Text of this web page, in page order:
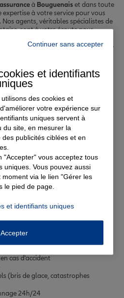
assuranceà Bouguenaiset dans toute
à votre service pour vous
agents, véritables spécialistes de
sont à votre écoute pour
guider vers les meilleures options.
votre véhicule, votre logement, votre
les solutions qu'il vous faut.
un assureur reconnu et
de ses clients au cœur de ses
fine du territoire de
nous sommes en mesure de vous
parfaitement adaptés à votre
auto, moto
Bouguenais
enjeu clé du quotidien. Que vous
ville ou que vous sillonniez les
deux-roues, il est essentiel de
. Nous vous proposons des
les principaux risques tels que :
cas d'accident
(bris de glace, catastrophes
24h/24
Continuer sans accepter
et identifiants
des cookies et
votre expérience sur
uniques servent à
du site, en mesurer la
publicités ciblées et en
"Accepter" vous acceptez tous
uniques. Vous pouvez aussi
via le lien "Gérer les
le pied de page.
et identifiants uniques
Accepter